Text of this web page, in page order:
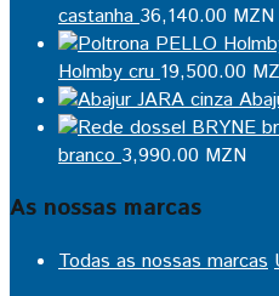
castanha 36,140.00 MZN
Holmby cru 19,500.00
branco 3,990.00 MZN
As nossas marcas
Todas as nossas marcas